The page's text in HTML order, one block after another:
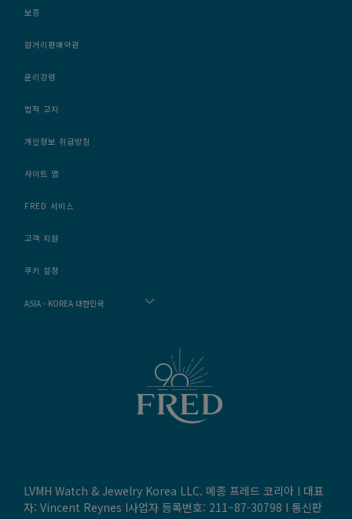
보증
원거리판매약관
윤리강령
법적 고지
개인정보 취급방침
사이트 맵
FRED 서비스
고객 지원
쿠키 설정
ASIA - KOREA 대한민국
LVMH Watch & Jewelry Korea LLC. 메종 프레드 코리아 l 대표
자: Vincent Reynes l사업자 등록번호: 211–87-30798 l 통신판